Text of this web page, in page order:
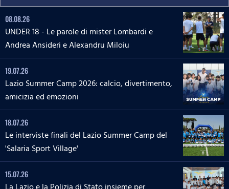
08.08.26
UNDER 18 - Le parole di mister Lombardi e
Andrea Ansideri e Alexandru Miloiu
19.07.26
Lazio Summer Camp 2026: calcio, divertimento,
amicizia ed emozioni
18.07.26
Le interviste finali del Lazio Summer Camp del
'Salaria Sport Village'
15.07.26